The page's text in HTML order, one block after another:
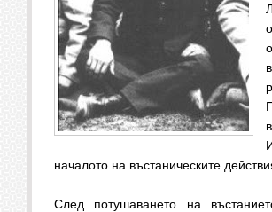
началото на въстаническите
След потушаването на